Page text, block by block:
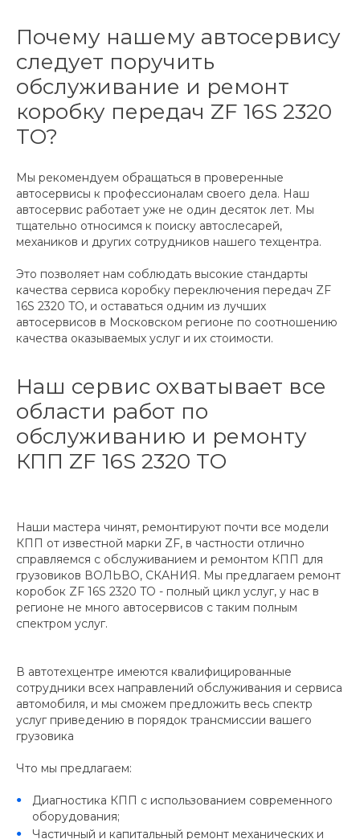
Почему нашему автосервису
следует поручить
обслуживание и ремонт
коробку передач ZF 16S 2320
TO?
Мы рекомендуем обращаться в проверенные
автосервисы к профессионалам своего дела. Наш
автосервис работает уже не один десяток лет. Мы
тщательно относимся к поиску автослесарей,
механиков и других сотрудников нашего техцентра.
Это позволяет нам соблюдать высокие стандарты
качества сервиса коробку переключения передач ZF
16S 2320 TO, и оставаться одним из лучших
автосервисов в Московском регионе по соотношению
качества оказываемых услуг и их стоимости.
Наш сервис охватывает все
области работ по
обслуживанию и ремонту
КПП ZF 16S 2320 TO
Наши мастера чинят, ремонтируют почти все модели
КПП от известной марки ZF, в частности отлично
справляемся с обслуживанием и ремонтом КПП для
грузовиков ВОЛЬВО, СКАНИЯ. Мы предлагаем ремонт
коробок ZF 16S 2320 TO - полный цикл услуг, у нас в
регионе не много автосервисов с таким полным
спектром услуг.
В автотехцентре имеются квалифицированные
сотрудники всех направлений обслуживания и сервиса
автомобиля, и мы сможем предложить весь спектр
услуг приведению в порядок трансмиссии вашего
грузовика
Что мы предлагаем:
Диагностика КПП с использованием современного
оборудования;
Частичный и капитальный ремонт механических и